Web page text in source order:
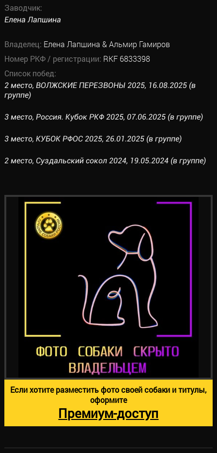
Заводчик:
Елена Лапшина
Владелец: Елена Лапшина & Альмир Гамиров
Номер РКФ / регистрации: RKF 6833398
Список побед:
2 место, ВОЛЖСКИЕ ПЕРЕЗВОНЫ 2025, 16.08.2025 (в
группе)
3 место, Россия. Кубок РКФ 2025, 07.06.2025 (в группе)
3 место, КУБОК РФОС 2025, 26.01.2025 (в группе)
2 место, Суздальский сокол 2024, 19.05.2024 (в группе)
Если хотите разместить фото своей собаки и титулы,
оформите
Премиум-доступ